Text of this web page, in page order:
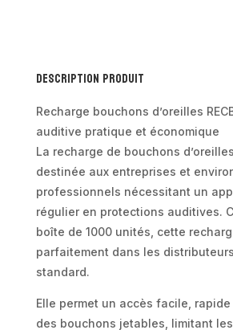
de
1000
unités
Description produit
Recharge bouchons d’oreilles
auditive pratique et économique
La recharge de bouchons d’oreilles
destinée aux entreprises et
professionnels nécessitant un
régulier en protections auditives.
boîte de 1000 unités, cette
parfaitement dans les
standard.
Elle permet un accès facile,
des bouchons jetables, limitant